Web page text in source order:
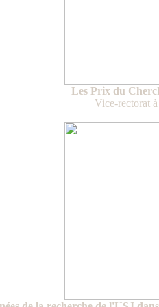
Les Prix du
Vice-rectorat